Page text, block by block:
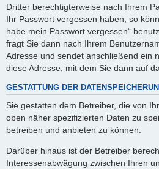
Dritter berechtigterweise nach Ihrem
Ihr Passwort vergessen haben, so
habe mein Passwort vergessen“
fragt Sie dann nach Ihrem
Adresse und sendet anschließend ein
diese Adresse, mit dem Sie dann auf
GESTATTUNG DER
Sie gestatten dem Betreiber, die von
oben näher spezifizierten Daten zu
betreiben und anbieten zu können.
Darüber hinaus ist der Betreiber
Interessenabwägung zwischen Ihren